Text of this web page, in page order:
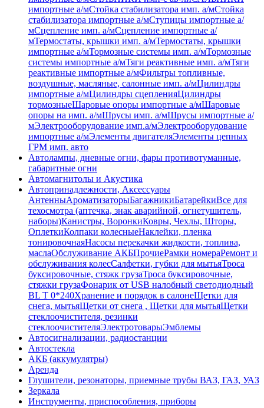
импортные а/мСтойка стабилизатора имп. а/мСтойка
стабилизатора импортные а/мСтупицы импортные а/
мСцепление имп. а/мСцепление импортные а/
мТермостаты, крышки имп. а/мТермостаты, крышки
импортные а/мТормозные системы имп. а/мТормозные
системы импортные а/мТяги реактивные имп. а/мТяги
реактивные импортные а/мФильтры топливные,
воздушные, масляные, салонные имп. а/мЦилиндры
импортные а/мЦилиндры сцепленияЦилиндры
тормозныеШаровые опоры импортные а/мШаровые
опоры на имп. а/мШрусы имп. а/мШрусы импортные а/
мЭлектрооборудование имп.а/мЭлектрооборудование
импортные а/мЭлементы двигателяЭлементы цепных
ГРМ имп. авто
Автолампы, дневные огни, фары противотуманные,
габаритные огни
Автомагнитолы и Акустика
Автопринадлежности, Аксессуары
АнтенныАроматизаторыБагажникиБатарейкиВсе для
техосмотра (аптечка, знак аварийной, огнетушитель,
наборы)Канистры, ВоронкиКовры, Чехлы, Шторы,
ОплеткиКолпаки колесныеНаклейки, пленка
тонировочнаяНасосы перекачки жидкости, топлива,
маслаОбслуживание АКБПрочиеРамки номераРемонт и
обслуживания колесСалфетки, губки для мытьяТроса
буксировочные, стяжк грузаТроса буксировочные,
стяжки грузаФонарик от USB налобный светодиодный
BL T 0*240Хранение и порядок в салонеЩетки для
снега, мытьяЩетки от снега , Щетки для мытьяЩетки
стеклоочистителя, резинки
стеклоочистителяЭлектротоварыЭмблемы
Автосигнализации, радиостанции
Автостекла
АКБ (аккумулятры)
Аренда
Глушители, резонаторы, приемные трубы ВАЗ, ГАЗ, УАЗ
Зеркала
Инструменты, приспособления, приборы